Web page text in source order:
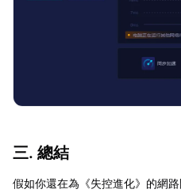
三. 總結
假如你還在為《失控進化》的網